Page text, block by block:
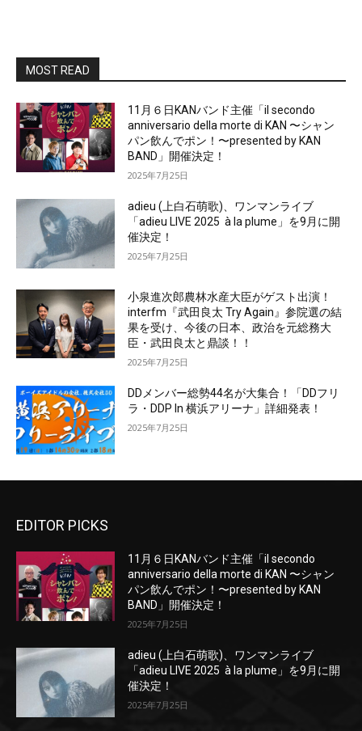
MOST READ
11月６日KANバンド主催「il secondo
anniversario della morte di KAN 〜シャン
パン飲んでポン！〜presented by KAN
BAND」開催決定！
2025年7月25日
adieu (上白石萌歌)、ワンマンライブ
「adieu LIVE 2025 à la plume」を9月に開
催決定！
2025年7月25日
小泉進次郎農林水産大臣がゲスト出演！
interfm『武田良太 Try Again』参院選の結
果を受け、今後の日本、政治を元総務大
臣・武田良太と鼎談！！
2025年7月25日
DDメンバー総勢44名が大集合！「DDフリ
ラ・DDP In 横浜アリーナ」詳細発表！
2025年7月25日
EDITOR PICKS
11月６日KANバンド主催「il secondo
anniversario della morte di KAN 〜シャン
パン飲んでポン！〜presented by KAN
BAND」開催決定！
2025年7月25日
adieu (上白石萌歌)、ワンマンライブ
「adieu LIVE 2025 à la plume」を9月に開
催決定！
2025年7月25日